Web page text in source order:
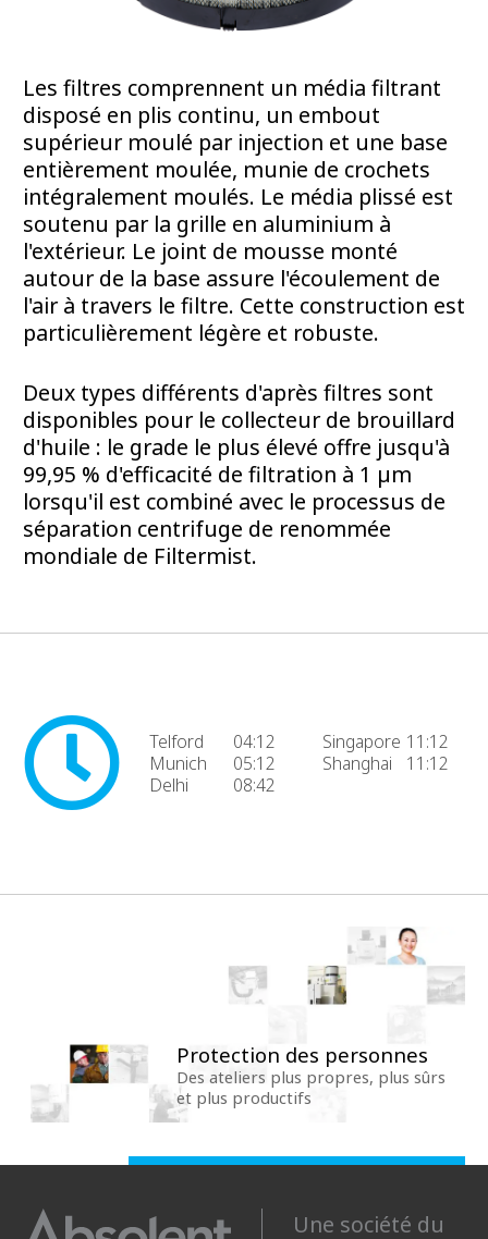
Les filtres comprennent un média filtrant
disposé en plis continu, un embout
supérieur moulé par injection et une base
entièrement moulée, munie de crochets
intégralement moulés. Le média plissé est
soutenu par la grille en aluminium à
l'extérieur. Le joint de mousse monté
autour de la base assure l'écoulement de
l'air à travers le filtre. Cette construction est
particulièrement légère et robuste.
Deux types différents d'après filtres sont
disponibles pour le collecteur de brouillard
d'huile : le grade le plus élevé offre jusqu'à
99,95 % d'efficacité de filtration à 1 µm
lorsqu'il est combiné avec le processus de
séparation centrifuge de renommée
mondiale de Filtermist.
Telford
04:12
Munich
05:12
Delhi
08:42
Singapore 11:12
Shanghai
11:12
Protection des personnes
Des ateliers plus propres, plus sûrs
et plus productifs
Une société du